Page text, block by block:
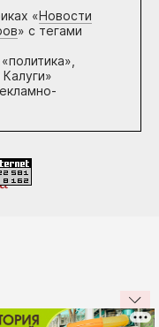
«Новости
» с тегами